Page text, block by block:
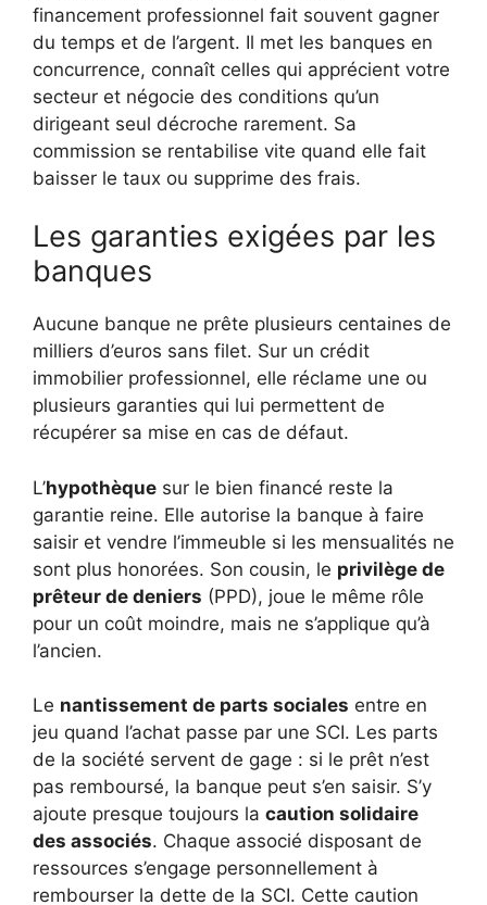
financement professionnel fait souvent gagner
du temps et de l’argent. Il met les banques en
concurrence, connaît celles qui apprécient votre
secteur et négocie des conditions qu’un
dirigeant seul décroche rarement. Sa
commission se rentabilise vite quand elle fait
baisser le taux ou supprime des frais.
Les garanties exigées par les
banques
Aucune banque ne prête plusieurs centaines de
milliers d’euros sans filet. Sur un crédit
immobilier professionnel, elle réclame une ou
plusieurs garanties qui lui permettent de
récupérer sa mise en cas de défaut.
L’hypothèque sur le bien financé reste la
garantie reine. Elle autorise la banque à faire
saisir et vendre l’immeuble si les mensualités ne
sont plus honorées. Son cousin, le privilège de
prêteur de deniers (PPD), joue le même rôle
pour un coût moindre, mais ne s’applique qu’à
l’ancien.
Le nantissement de parts sociales entre en
jeu quand l’achat passe par une SCI. Les parts
de la société servent de gage : si le prêt n’est
pas remboursé, la banque peut s’en saisir. S’y
ajoute presque toujours la caution solidaire
des associés. Chaque associé disposant de
ressources s’engage personnellement à
rembourser la dette de la SCI. Cette caution